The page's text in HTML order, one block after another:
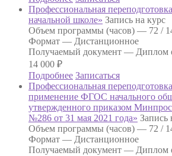
Профессиональная
начальной школе» Запись на курс
Объем программы (часов) — 72 /
Формат — Дистанционное
Получаемый документ — Диплом
14 000 ₽
Подробнее Записаться
Профессиональная
применение ФГОС начального
утвержденного приказом
№286 от 31 мая 2021 года» Запись
Объем программы (часов) — 72 /
Формат — Дистанционное
Получаемый документ — Диплом